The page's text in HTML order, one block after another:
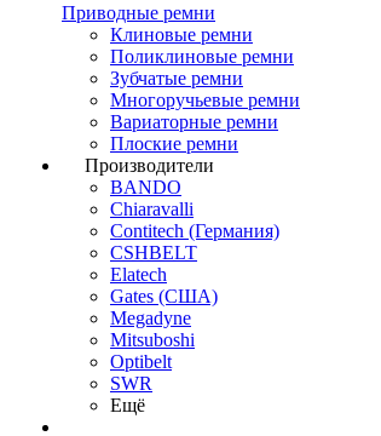
Приводные ремни
Клиновые ремни
Поликлиновые ремни
Зубчатые ремни
Многоручьевые ремни
Вариаторные ремни
Плоские ремни
Производители
BANDO
Chiaravalli
Contitech (Германия)
CSHBELT
Elatech
Gates (США)
Megadyne
Mitsuboshi
Optibelt
SWR
Ещё